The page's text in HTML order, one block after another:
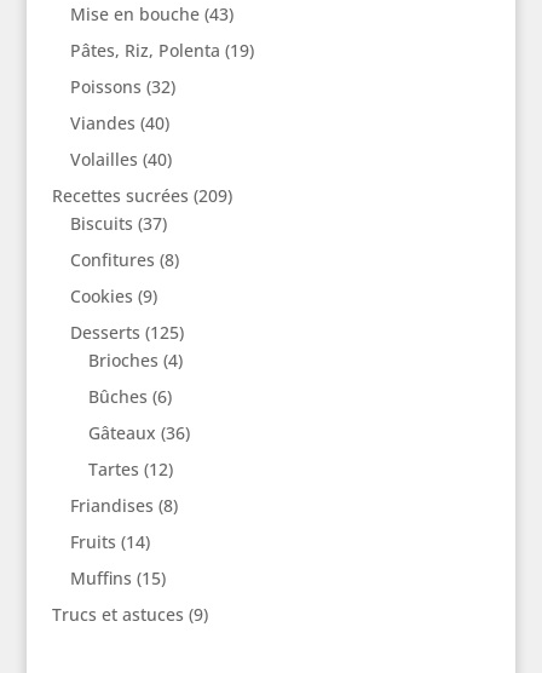
Mise en bouche(43)
Pâtes, Riz, Polenta (19)
Poissons (32)
Viandes (40)
Volailles (40)
Recettes sucrées (209)
Biscuits (37)
Confitures (8)
Cookies (9)
Desserts (125)
Brioches (4)
Bûches (6)
Gâteaux (36)
Tartes (12)
Friandises (8)
Fruits (14)
Muffins (15)
Trucs et astuces (9)